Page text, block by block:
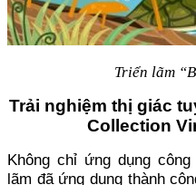
Triển lãm
Trải nghiệm thị giác
Collection
Không chỉ ứng dụng
lãm đã ứng dụng thành